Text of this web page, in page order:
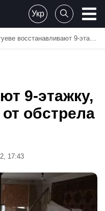
Укр
9-этажку, пострадавшую от обстрела РФ
9-этажку,
обстрела
17:43